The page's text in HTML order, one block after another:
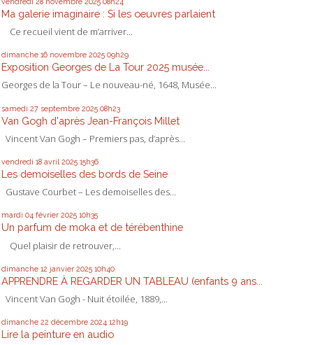
Ma galerie imaginaire : Si les oeuvres parlaient
Ce recueil vient de m’arriver...
dimanche 16 novembre 2025 09h29
Exposition Georges de La Tour 2025 musée...
Georges de la Tour – Le nouveau-né, 1648, Musée...
samedi 27 septembre 2025 08h23
Van Gogh d'après Jean-François Millet
Vincent Van Gogh – Premiers pas, d’après...
vendredi 18 avril 2025 15h36
Les demoiselles des bords de Seine
Gustave Courbet – Les demoiselles des...
mardi 04 février 2025 10h35
Un parfum de moka et de térébenthine
Quel plaisir de retrouver,...
dimanche 12 janvier 2025 10h40
APPRENDRE À REGARDER UN TABLEAU (enfants 9 ans...
Vincent Van Gogh - Nuit étoilée, 1889,...
dimanche 22 décembre 2024 12h19
Lire la peinture en audio